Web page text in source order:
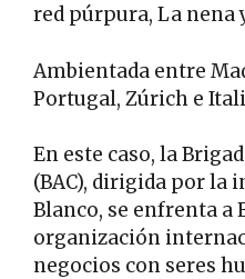
red púrpura, La nena
Ambientada entre
Portugal, Zúrich e
En este caso, la
(BAC), dirigida por la
Blanco, se enfrenta a
organización
negocios con seres